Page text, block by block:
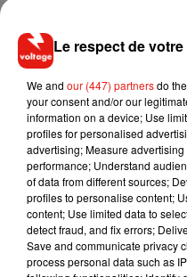
République (couloir bus
Itinéraire depuis la porte
porte de Vincennes, Cours
place de laNation,
République (couloir bus
La dispersion est prévue
heures ce lundi.
Musique
Le respect de
We and our (447) partnersdo
your consent and/or our
information on a device; Use
profiles for personalised
advertising; Measure
performance; Understand
of data from different sources;
profiles to personalise content;
content; Use limited data to
detect fraud, and fix errors;
Save and communicate privacy
process personal data such as